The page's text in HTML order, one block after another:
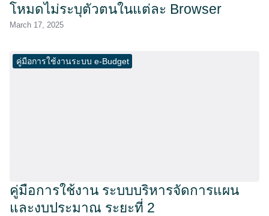
โหมดไม่ระบุตัวตนในแต่ละ Browser
March 17, 2025
คู่มือการใช้งานระบบ e-Budget
คู่มือการใช้งาน ระบบบริหารจัดการแผน
และงบประมาณ ระยะที่ 2